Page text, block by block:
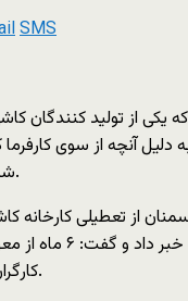
SMS
یکی از تولید کنندگان
آنچه از سوی
شده، تعطیل شده است.
کارگر این
کارگران پرداخت نشده است.